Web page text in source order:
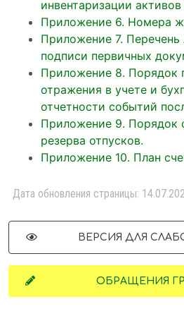
Муниципальное
плановый период
услуги «Реализация
программ» за II
Отчет о выполнении
задания за 2022 год
Отчет о выполнении
задания за 3 квартал
Пояснительная записка
выполнении
инвентаризации
Приложение 6. Номера
Приложение 7.
подписи первичных
Приложение 8. Порядок
отражения в учете и
отчетности событий
Приложение 9. Порядок
резерва отпусков.
Приложение 10. План
Дата обновления страницы:
ВЕРСИЯ ДЛЯ
ОБРАЩЕНИЯ